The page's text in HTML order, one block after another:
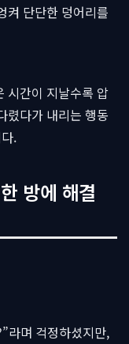
켜 단단한 덩어리를
시간이 지날수록 압
렸다가 내리는 행동
.
방에 해결
라며 걱정하셨지만,